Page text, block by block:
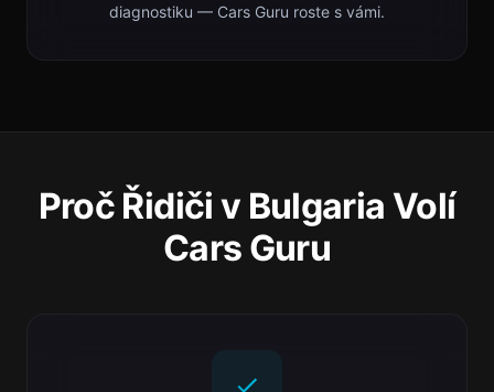
diagnostiku — Cars Guru roste s vámi.
Proč Řidiči v Bulgaria Volí
Cars Guru